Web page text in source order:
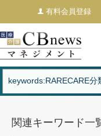
有料会員登録
関連キーワード一